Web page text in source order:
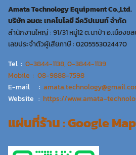
Amata Technology Equipment Co.,Ltd.
บริษัท อมตะ เทคโนโลยี อีควิปเมนท์ จำกัด
สำนักงานใหญ่ : 91/31 หมู่12 ต.นาป่า อ.เมือง
เลขประจำตัวผู้เสียภาษี : 0205553024470
Tel : 0-3844-1138, 0-3844-1139
Mobile : 08-9888-7598
E-mail :
Website : https://www.amata-
แผ่นที่ร้าน : Google Map